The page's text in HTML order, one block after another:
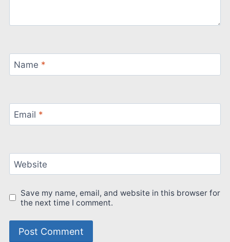
Name *
Email *
Website
Save my name, email, and website in this browser for
the next time I comment.